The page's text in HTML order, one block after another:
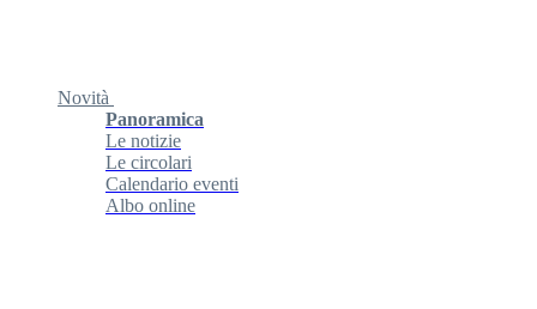
Novità
Panoramica
Le notizie
Le circolari
Calendario eventi
Albo online